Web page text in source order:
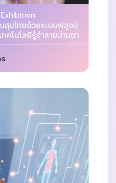
Exhibition
สุขไทยด้วยระบบพิสูจน์
คโนโลยีรู้จำลายม่านตา